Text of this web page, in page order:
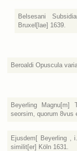
Belsesani
Bruxel[lae] 1639.
Beroaldi Opuscula
Beyerling
seorsim, quorum 8vus
Ejusdem[ Beyerling ,
similit[er] Köln 1631.